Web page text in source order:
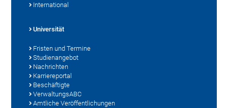
International
Universität
Fristen und Termine
Studienangebot
Nachrichten
Karriereportal
Beschäftigte
VerwaltungsABC
Amtliche Veröffentlichungen